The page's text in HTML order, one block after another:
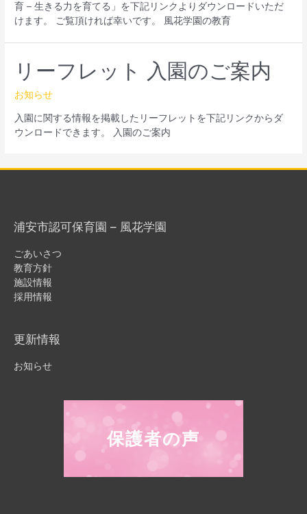
育 – 生きる力を育てる」を下記リンクよりダウンロードいただ
けます。 ご覧頂ければ幸いです。 風花学園の教育
リーフレット 入園のご案内
お知らせ
入園に関する情報を掲載したリーフレットを下記リンクからダ
ウンロードできます。 入園のご案内
浦安市認可保育園 – 風花学園
ごあいさつ
教育方針
施設情報
採用情報
更新情報
お知らせ
保護者の声